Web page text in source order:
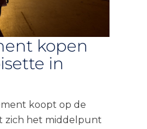
kopen
in
koopt op de
zich het middelpunt